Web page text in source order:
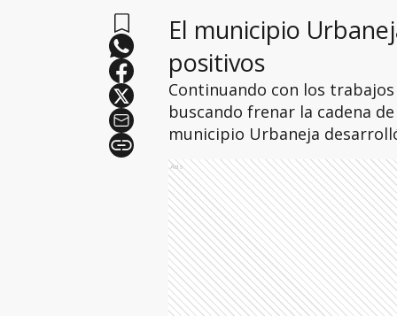
El municipio
positivos
Continuando con los
buscando frenar la cadena
municipio Urbaneja
Ads